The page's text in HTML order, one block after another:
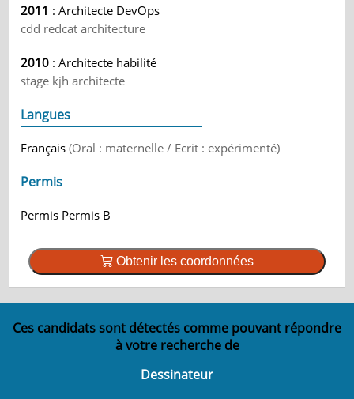
2011 : Architecte DevOps
cdd redcat architecture
2010 : Architecte habilité
stage kjh architecte
Langues
Français(Oral : maternelle / Ecrit : expérimenté)
Permis
Permis Permis B
Obtenir les coordonnées
Ces candidats sont détectés comme pouvant répondre
à votre recherche de
Dessinateur